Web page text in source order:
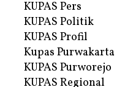
KUPAS Pers
KUPAS Politik
KUPAS Profil
Kupas Purwakarta
KUPAS Purworejo
KUPAS Regional